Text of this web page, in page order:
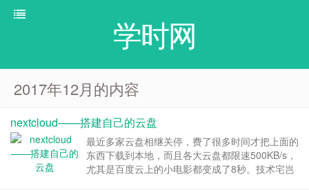
学时网
2017年12月的内容
nextcloud——搭建自己的云盘
最近多家云盘相继关停，费了很多时间才把上面的
东西下载到本地，而且各大云盘都限速500KB/s，
尤其是百度云上的小电影都变成了8秒。技术宅岂